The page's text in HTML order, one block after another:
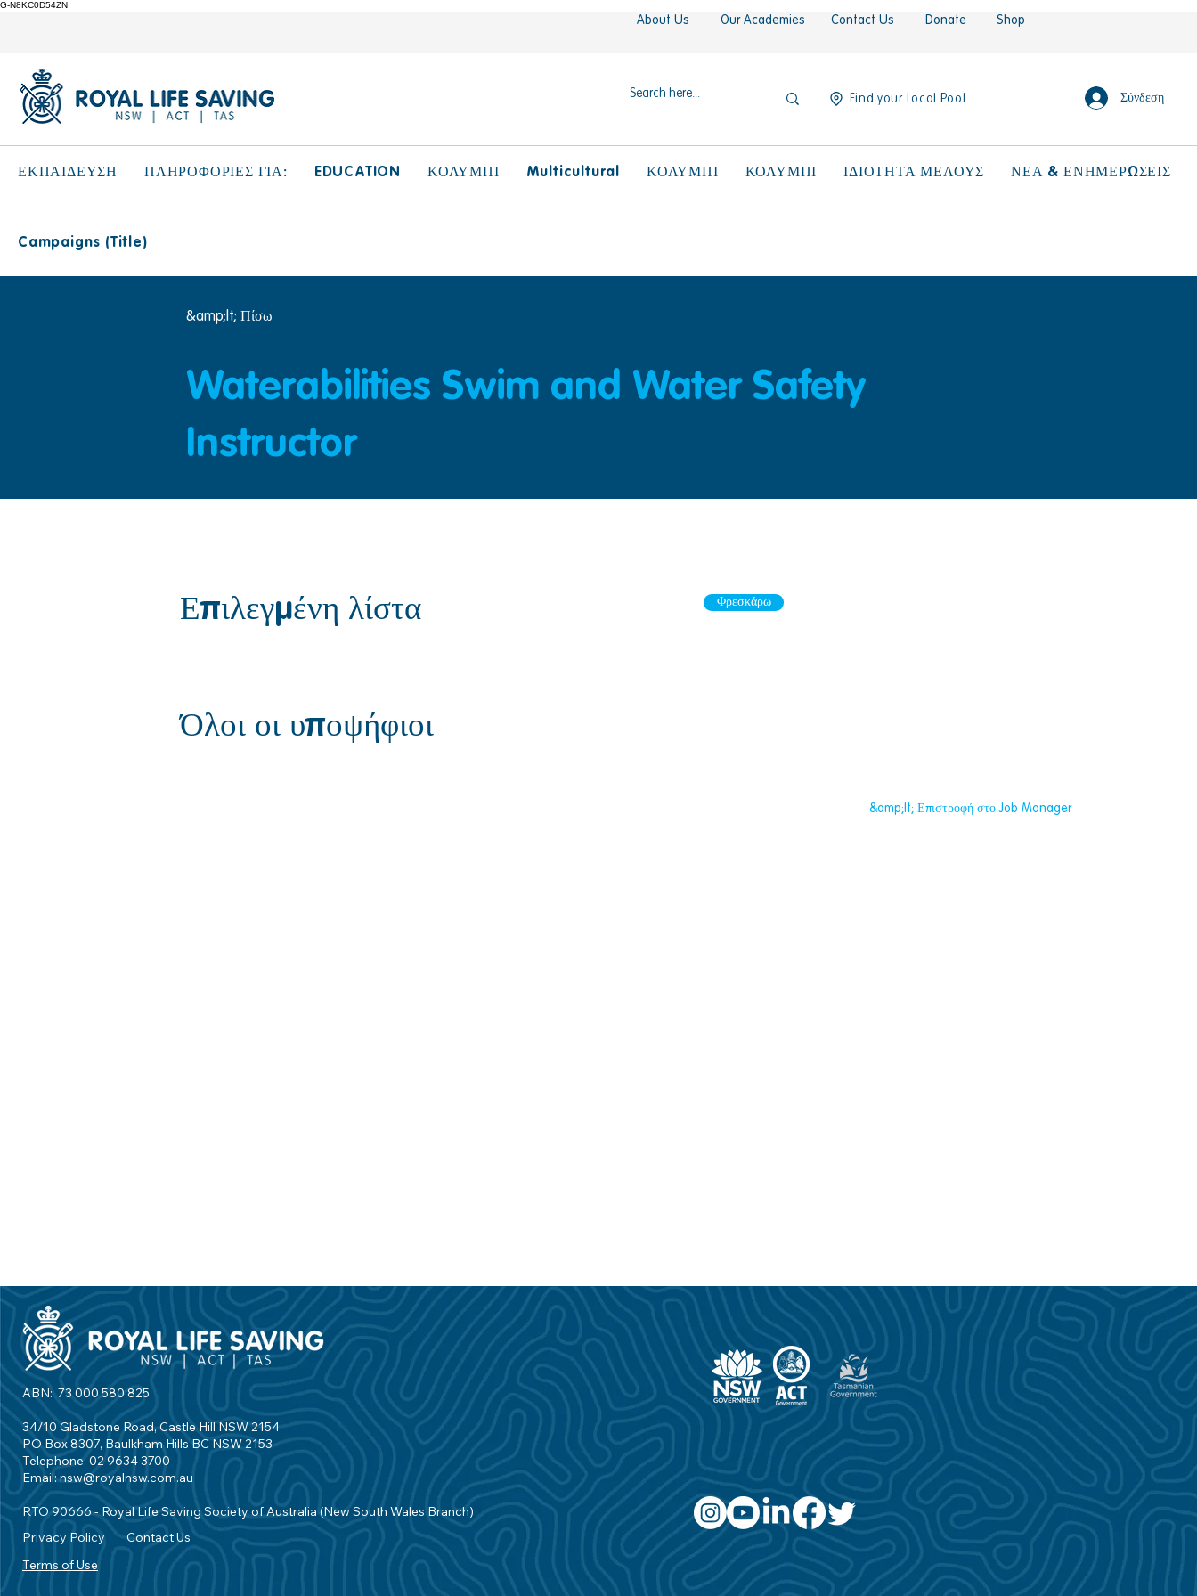
G-N8KC0D54ZN
About Us Our Academies Contact Us Donate Shop
Find your Local Pool Σύνδεση
ΕΚΠΑΙΔΕΥΣΗ ΠΛΗΡΟΦΟΡΙΕΣ ΓΙΑ: EDUCATION ΚΟΛΥΜΠΙ Multicultural ΚΟΛΥΜΠΙ ΚΟΛΥΜΠΙ ΙΔΙΟΤΗΤΑ ΜΕΛΟΥΣ ΝΕΑ & ΕΝΗΜΕΡΩΣΕΙΣ
Campaigns (Title)
&amp;lt; Πίσω
Waterabilities Swim and Water Safety
Instructor
Επιλεγμένη λίστα Φρεσκάρω
Όλοι οι υποψήφιοι
&amp;lt; Επιστροφή στο Job Manager
ABN: 73 000 580 825
34/10 Gladstone Road, Castle Hill NSW 2154
PO Box 8307, Baulkham Hills BC NSW 2153
Telephone: 02 9634 3700
Email: nsw@royalnsw.com.au
RTO 90666 - Royal Life Saving Society of Australia (New South Wales Branch)
Privacy Policy
Contact Us
Terms of Use